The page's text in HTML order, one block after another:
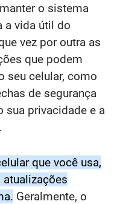
o sistema
a vida útil do
vez por outra as
que podem
seu celular, como
de segurança
sua privacidade e a
que você usa,
Geralmente, o